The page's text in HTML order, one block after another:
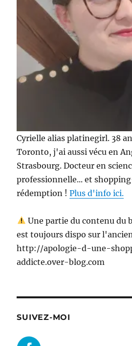
Cyrielle alias platinegirl. 38
Toronto, j'ai aussi vécu en
Strasbourg. Docteur en
professionnelle... et
rédemption !Plus d'info ici.
Une partie du contenu du
est toujours dispo sur
http://apologie-d-une-
addicte.over-blog.com
SUIVEZ-MOI